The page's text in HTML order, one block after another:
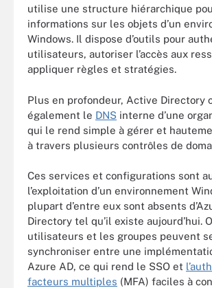
utilise une structure hiérarchique
informations sur les objets d’un
Windows. Il dispose d’outils pour
utilisateurs, autoriser l’accès aux
appliquer règles et stratégies.
Plus en profondeur, Active Directory
également le DNS interne d’une
qui le rend simple à gérer et
à travers plusieurs contrôles de
Ces services et configurations sont
l’exploitation d’un environnement
plupart d’entre eux sont absents
Directory tel qu’il existe aujourd’hui.
utilisateurs et les groupes peuvent
synchroniser entre une
Azure AD, ce qui rend le SSO et
facteurs multiples (MFA) faciles à